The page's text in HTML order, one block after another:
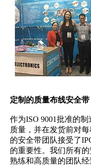
定制的质量布线安全带
作为ISO 9001批准的
质量，并在发货前对
的安全带团队接受了
的重要性。我们所有
熟练和高质量的团队